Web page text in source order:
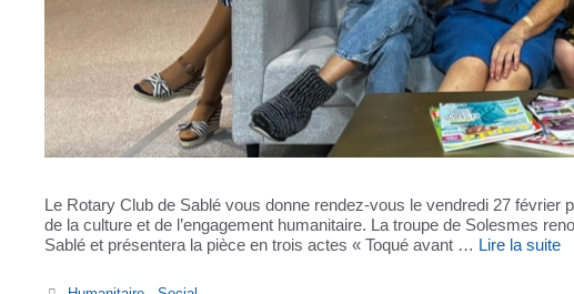
Le Rotary Club de Sablé vous donne rendez-vous le vendredi 27 février
de la culture et de l’engagement humanitaire. La troupe de Solesmes
Sablé et présentera la pièce en trois actes « Toqué avant … Lire la suite